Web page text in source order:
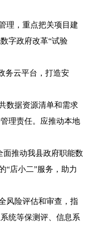
理，重点把关项目建
字政府改革“试验
务云平台，打造安
数据资源清单和需求
理责任。应推动本地
面推动我县政府职能数
“店小二”服务，助力
风险评估和审查，指
统等保测评、信息系